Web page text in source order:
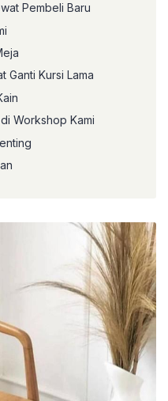
Pembeli Baru
Ganti Kursi Lama
Workshop Kami